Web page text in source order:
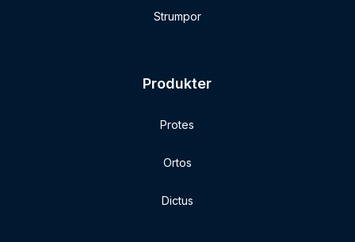
Strumpor
Produkter
Protes
Ortos
Dictus